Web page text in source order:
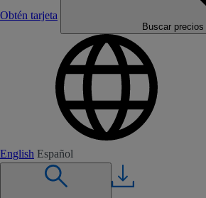
Obtén tarjeta
Buscar precios
English Español